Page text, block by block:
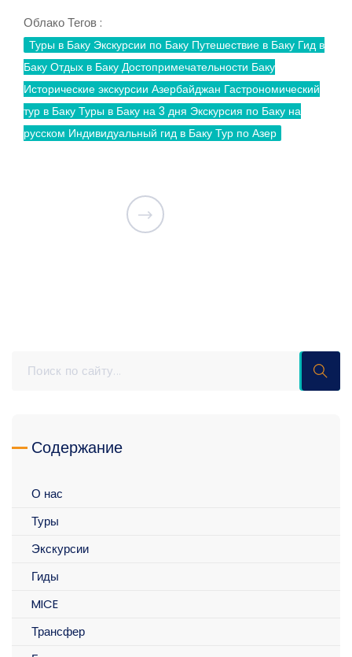
Облако Тегов :
Туры в Баку Экскурсии по Баку Путешествие в Баку Гид в
Баку Отдых в Баку Достопримечательности Баку
Исторические экскурсии Азербайджан Гастрономический
тур в Баку Туры в Баку на 3 дня Экскурсия по Баку на
русском Индивидуальный гид в Баку Тур по Азер
Содержание
О нас
Туры
Экскурсии
Гиды
MICE
Трансфер